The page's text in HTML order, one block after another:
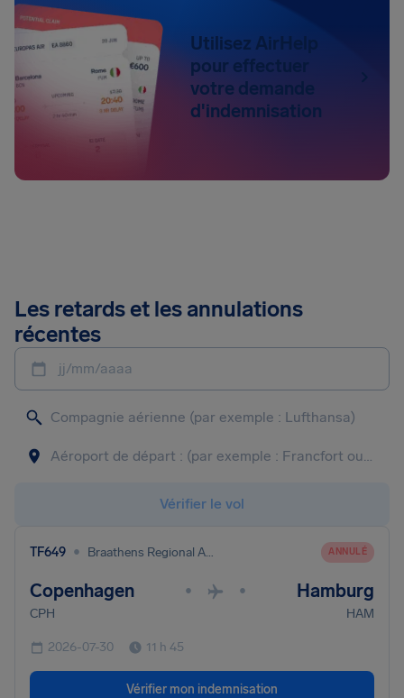
Utilisez AirHelp
pour effectuer
votre demande
d'indemnisation
Les retards et les annulations
récentes
jj/mm/aaaa
Vérifier le vol
TF649 • Braathens Regional Aviation ANNULÉ
Copenhagen • • Hamburg
CPH HAM
2026-07-30 11 h 45
Vérifier mon indemnisation